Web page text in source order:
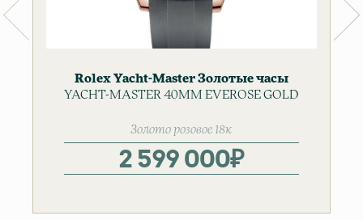
Rolex Yacht-Master Золотые часы
Мужские часы
YACHT-MASTER 40MM EVEROSE GOLD
Золото розовое 18к
2 599 000₽